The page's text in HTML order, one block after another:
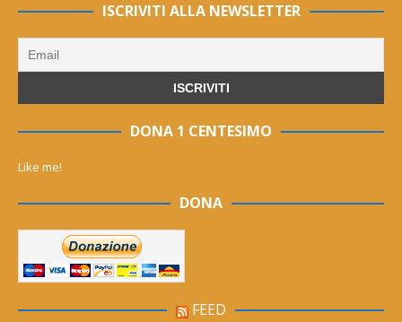
ISCRIVITI ALLA NEWSLETTER
DONA 1 CENTESIMO
Like me!
DONA
FEED